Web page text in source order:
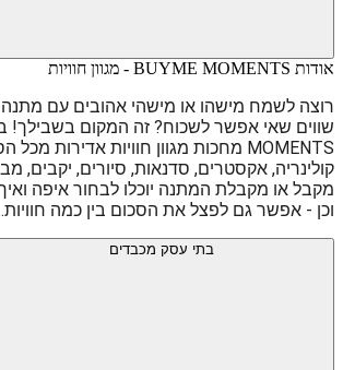
אודות BUYME MOMENTS - מגוון חוויות
וכן - אפשר גם לפצל את הסכום בין כמה חוויות.
בתי עסק מכבדים